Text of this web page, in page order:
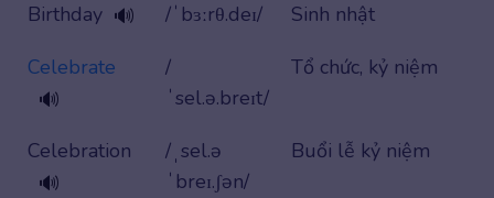
Birthday 🔊 /ˈbɜːrθ.deɪ/
Sinh nhật
Celebrate
🔊
/
ˈsel.ə.breɪt/
Tổ chức, kỷ niệm
Celebration
🔊
/ˌsel.ə
ˈbreɪ.ʃən/
Buổi lễ kỷ niệm